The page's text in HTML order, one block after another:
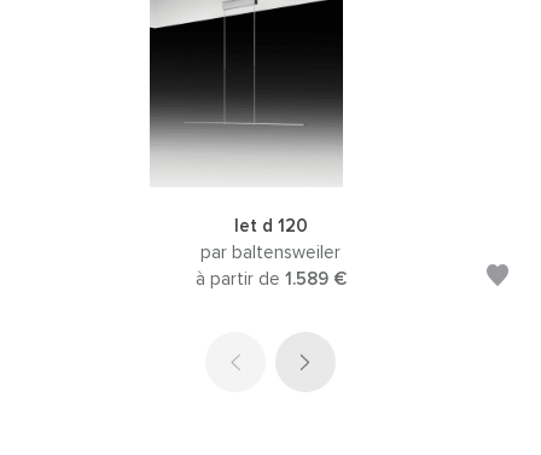
let d 120
par baltensweiler
à partir de 1.589 €